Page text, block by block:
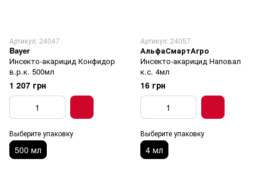
Артикул: 24047
Bayer
Инсекто-акарицид Конфидор
в.р.к. 500мл
1 207 грн
Выберите упаковку
500 мл
Артикул: 24057
АльфаСмартАгро
Инсекто-акарицид Наповал
к.с. 4мл
16 грн
Выберите упаковку
4 мл